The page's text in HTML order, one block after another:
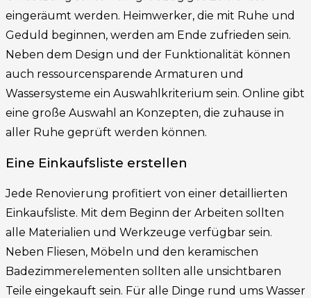
eingeräumt werden. Heimwerker, die mit Ruhe und
Geduld beginnen, werden am Ende zufrieden sein.
Neben dem Design und der Funktionalität können
auch ressourcensparende Armaturen und
Wassersysteme ein Auswahlkriterium sein. Online gibt
eine große Auswahl an Konzepten, die zuhause in
aller Ruhe geprüft werden können.
Eine Einkaufsliste erstellen
Jede Renovierung profitiert von einer detaillierten
Einkaufsliste. Mit dem Beginn der Arbeiten sollten
alle Materialien und Werkzeuge verfügbar sein.
Neben Fliesen, Möbeln und den keramischen
Badezimmerelementen sollten alle unsichtbaren
Teile eingekauft sein. Für alle Dinge rund ums Wasser